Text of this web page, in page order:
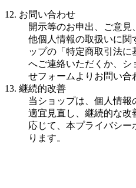
12. お問い合わせ
開示等のお申出、ご意
他個人情報の取扱いに関
ップの「特定商取引法
へご連絡いただくか、シ
せフォームよりお問い合
13. 継続的改善
当ショップは、個人情報
適宜見直し、継続的な改
応じて、本プライバシー
ります。